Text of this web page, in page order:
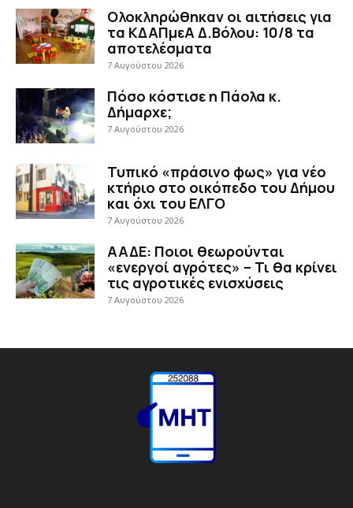
Ολοκληρώθηκαν οι αιτήσεις για
τα ΚΔΑΠμεΑ Δ.Βόλου: 10/8 τα
αποτελέσματα
7 Αυγούστου 2026
Πόσο κόστισε η Πάολα κ.
Δήμαρχε;
7 Αυγούστου 2026
Τυπικό «πράσινο φως» για νέο
κτήριο στο οικόπεδο του Δήμου
και όχι του ΕΛΓΟ
7 Αυγούστου 2026
ΑΑΔΕ: Ποιοι θεωρούνται
«ενεργοί αγρότες» – Τι θα κρίνει
τις αγροτικές ενισχύσεις
7 Αυγούστου 2026